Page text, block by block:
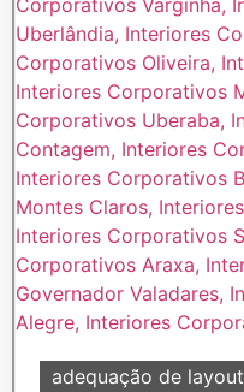
adequação de layout